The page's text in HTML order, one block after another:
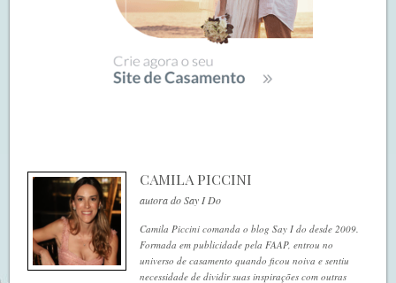
CAMILA PICCINI
autora do Say I Do
Camila Piccini comanda o blog Say I do desde 2009.
Formada em publicidade pela FAAP, entrou no
universo de casamento quando ficou noiva e sentiu
necessidade de dividir suas inspirações com outras